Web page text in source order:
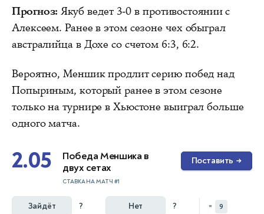
Прогноз: Якуб ведет 3-0 в противостоянии с
Алексеем. Ранее в этом сезоне чех обыграл
австралийца в Дохе со счетом 6:3, 6:2.
Вероятно, Меншик продлит серию побед над
Попыриным, который ранее в этом сезоне
только на турнире в Хьюстоне выиграл больше
одного матча.
2.05
Победа Меншика в
двух сетах
СТАВКА НА МАТЧ #1
Поставить →
Зайдёт ? Нет ? = 9